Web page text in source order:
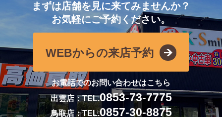
まずは店舗を見に来てみませんか？
お気軽にご予約ください。
WEBからの来店予約
お電話でのお問い合わせはこちら
出雲店：TEL.0853-73-7775
鳥取店：TEL.0857-30-8875